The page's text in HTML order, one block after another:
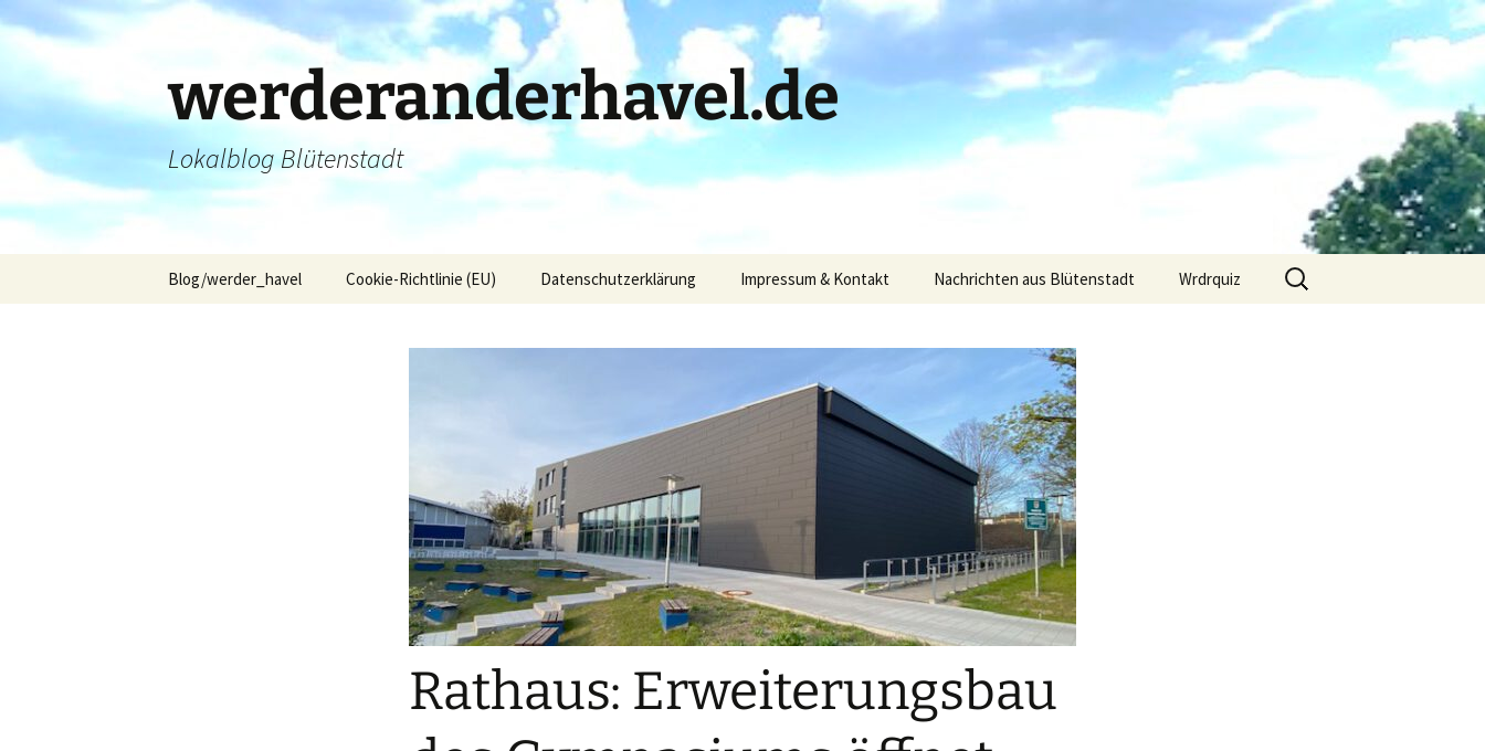
Zum
Inhalt
springen
werderanderhavel.de
Lokalblog Blütenstadt
Blog/werder_havel Cookie-Richtlinie (EU) Datenschutzerklärung Impressum & Kontakt Nachrichten aus Blütenstadt Wrdrquiz
Suchen
nach:
Rathaus: Erweiterungsbau